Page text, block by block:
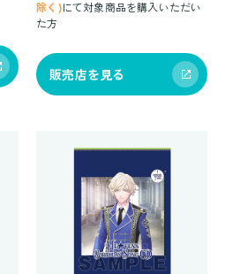
除く)にて対象商品を購入いただい
た方
販売店を見る